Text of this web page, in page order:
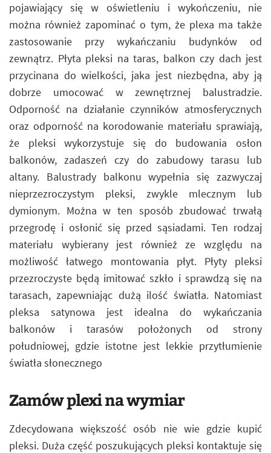
pojawiający się w oświetleniu i wykończeniu, nie
można również zapominać o tym, że plexa ma także
zastosowanie przy wykańczaniu budynków od
zewnątrz. Płyta pleksi na taras, balkon czy dach jest
przycinana do wielkości, jaka jest niezbędna, aby ją
dobrze umocować w zewnętrznej balustradzie.
Odporność na działanie czynników atmosferycznych
oraz odporność na korodowanie materiału sprawiają,
że pleksi wykorzystuje się do budowania osłon
balkonów, zadaszeń czy do zabudowy tarasu lub
altany. Balustrady balkonu wypełnia się zazwyczaj
nieprzezroczystym pleksi, zwykle mlecznym lub
dymionym. Można w ten sposób zbudować trwałą
przegrodę i osłonić się przed sąsiadami. Ten rodzaj
materiału wybierany jest również ze względu na
możliwość łatwego montowania płyt. Płyty pleksi
przezroczyste będą imitować szkło i sprawdzą się na
tarasach, zapewniając dużą ilość światła. Natomiast
pleksa satynowa jest idealna do wykańczania
balkonów i tarasów położonych od strony
południowej, gdzie istotne jest lekkie przytłumienie
światła słonecznego
Zamów plexi na wymiar
Zdecydowana większość osób nie wie gdzie kupić
pleksi. Duża część poszukujących pleksi kontaktuje się